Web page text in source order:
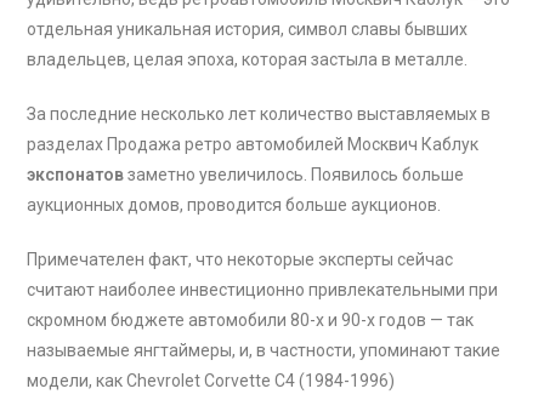
отдельная уникальная история, символ славы бывших
владельцев, целая эпоха, которая застыла в металле.
За последние несколько лет количество выставляемых в
разделах Продажа ретро автомобилей Москвич Каблук
экспонатовзаметно увеличилось. Появилось больше
аукционных домов, проводится больше аукционов.
Примечателен факт, что некоторые эксперты сейчас
считают наиболее инвестиционно привлекательными при
скромном бюджете автомобили 80-х и 90-х годов — так
называемые янгтаймеры, и, в частности, упоминают такие
модели, как Chevrolet Corvette C4 (1984-1996)